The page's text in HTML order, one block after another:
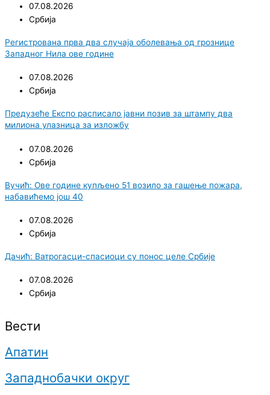
07.08.2026
Србија
Регистрована прва два случаја оболевања од грознице
Западног Нила ове године
07.08.2026
Србија
Предузеће Експо расписало јавни позив за штампу два
милиона улазница за изложбу
07.08.2026
Србија
Вучић: Ове године купљено 51 возило за гашење пожара,
набавићемо још 40
07.08.2026
Србија
Дачић: Ватрогасци-спасиоци су понос целе Србије
07.08.2026
Србија
Вести
Апатин
Западнобачки округ